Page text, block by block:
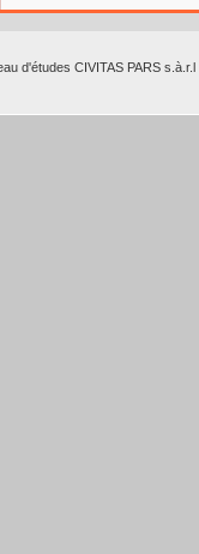
bureau d'études CIVITAS